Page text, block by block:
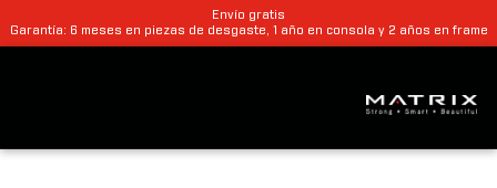
Envío gratis
Garantía: 6 meses en piezas de desgaste, 1 año en consola y 2 años en frame